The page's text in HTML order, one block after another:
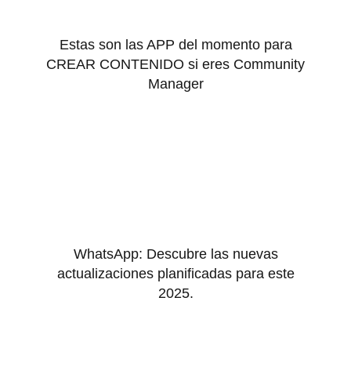
Estas son las APP del momento para
CREAR CONTENIDO si eres Community
Manager
WhatsApp: Descubre las nuevas
actualizaciones planificadas para este
2025.